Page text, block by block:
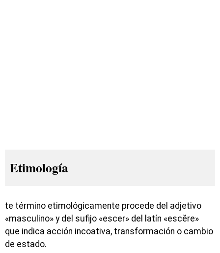
Etimología
te término etimológicamente procede del adjetivo
«masculino» y del sufijo «escer» del latín «escĕre»
que indica acción incoativa, transformación o cambio
de estado.